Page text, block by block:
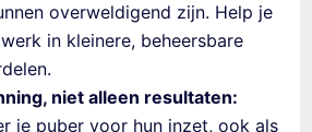
overweldigend zijn. Help je
in kleinere, beheersbare
niet alleen resultaten:
je puber voor hun inzet, ook als